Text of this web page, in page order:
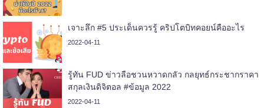
เจาะลึก #5 ประเด็นควรรู้ คริปโตบิทคอยน์คืออะไร
2022-04-11
รู้ทัน FUD ข่าวลือชวนหวาดกลัว กลยุทธ์กระชากราคา
สกุลเงินดิจิตอล #ข้อมูล 2022
2022-04-11